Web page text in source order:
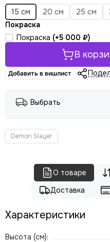
15 см
20 см 25 см
Покраска
Покраска (+5 000 ₽)
В
Добавить в вишлист
Выбрать
Demon Slayer
О товаре
Доставка
Характеристики
Высота (см):